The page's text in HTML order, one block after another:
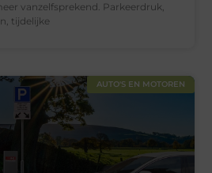
vanzelfsprekend. Parkeerdruk,
tijdelijke
AUTO'S EN MOTOREN